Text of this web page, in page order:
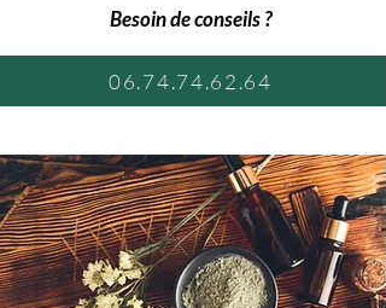
Besoin de conseils ?
06.74.74.62.64